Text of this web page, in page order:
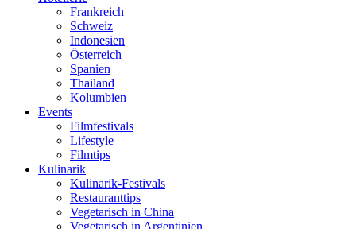
Frankreich
Schweiz
Indonesien
Österreich
Spanien
Thailand
Kolumbien
Events
Filmfestivals
Lifestyle
Filmtips
Kulinarik
Kulinarik-Festivals
Restauranttips
Vegetarisch in China
Vegetarisch in Argentinien